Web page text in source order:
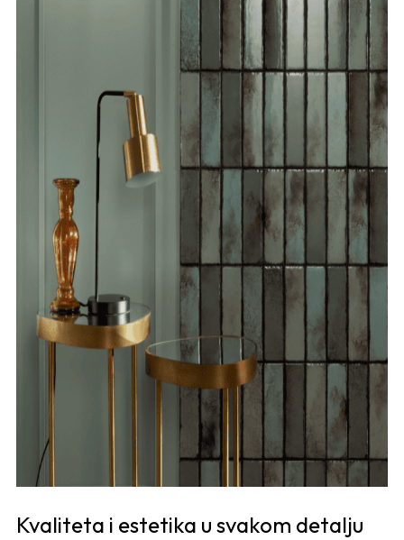
Kvaliteta i estetika u svakom detalju